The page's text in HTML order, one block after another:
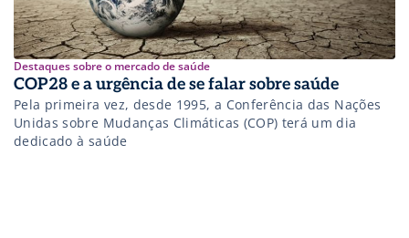
Destaques sobre o mercado de saúde
COP28 e a urgência de se falar sobre saúde
Pela primeira vez, desde 1995, a Conferência das Nações
Unidas sobre Mudanças Climáticas (COP) terá um dia
dedicado à saúde